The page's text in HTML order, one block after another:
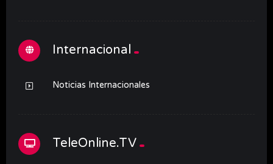
Internacional
Noticias Internacionales
TeleOnline.TV